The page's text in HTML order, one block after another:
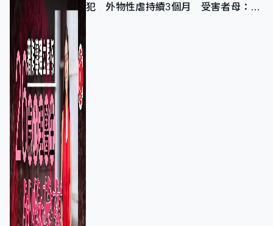
犯 外物性虐持續3個月 受害者母：要